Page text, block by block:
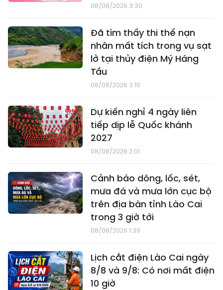
08/08/2026 3:30
Đã tìm thấy thi thể nạn
nhân mất tích trong vụ sạt
lở tại thủy điện Mý Háng
Tầu
08/08/2026 3:10
Dự kiến nghỉ 4 ngày liên
tiếp dịp lễ Quốc khánh
2027
08/08/2026 2:01
Cảnh báo dông, lốc, sét,
mưa đá và mưa lớn cục bộ
trên địa bàn tỉnh Lào Cai
trong 3 giờ tới
08/08/2026 1:39
Lịch cắt điện Lào Cai ngày
8/8 và 9/8: Có nơi mất điện
10 giờ